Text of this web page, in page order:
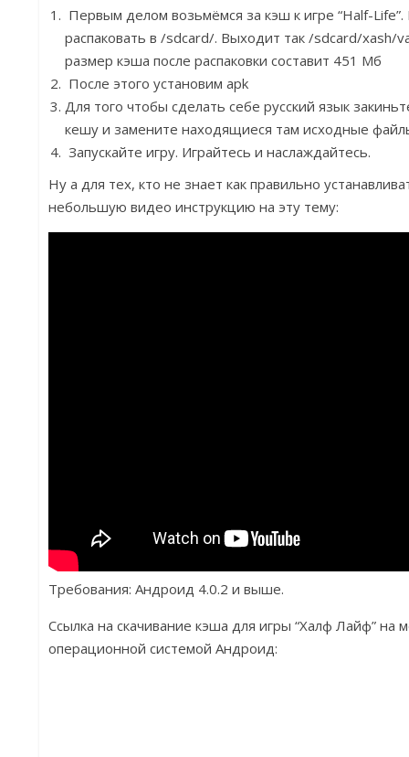
Первым делом возьмёмся за кэш к игре “Half-
распаковать в /sdcard/. Выходит так /sdcard/xash/
размер кэша после распаковки составит 451 Мб
После этого установим apk
Для того чтобы сделать себе русский язык
кешу и замените находящиеся там исходные
Запускайте игру. Играйтесь и наслаждайтесь.
Ну а для тех, кто не знает как правильно
небольшую видео инструкцию на эту тему:
Требования: Андроид 4.0.2 и выше.
Ссылка на скачивание кэша для игры “Халф Лайф” на
операционной системой Андроид: